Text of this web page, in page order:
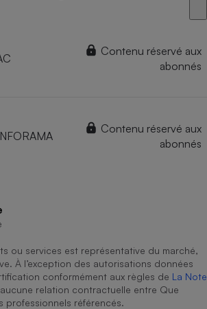
Contenu réservé aux
abonnés
Contenu réservé aux
abonnés
ou services est représentative du marché,
À l’exception des autorisations données
conformément aux règles de La Note
aucune relation contractuelle entre Que
professionnels référencés.